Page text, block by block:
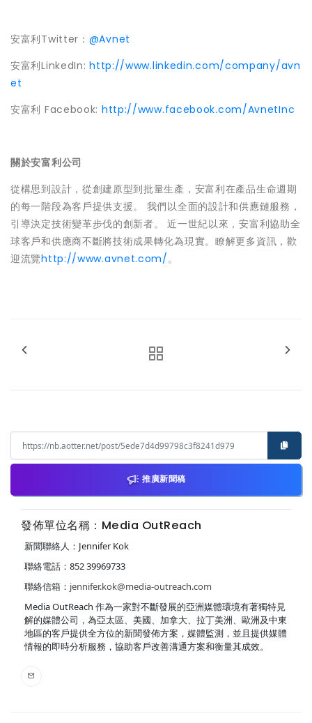
安富利Twitter： @Avnet
安富利LinkedIn:http://www.linkedin.com/company/avn
et
安富利 Facebook: http://www.facebook.com/AvnetInc
關於安富利公司
從構思到設計，從創建原型到批量生產，安富利在產品生命週期
的每一階段為客戶提供支援。 我們以全面的設計和供應鏈服務，
引導決定技術變革步伐的創新者。 近一世紀以來，安富利協助全
球客戶和供應商不斷將技術成果轉化為現實。瞭解更多資訊 ， 歡
迎流覽http://www.avnet.com/。
推廣新聞稿
發佈單位名稱：Media OutReach
新聞聯絡人：Jennifer Kok
聯絡電話：852 39969733
聯絡信箱： jennifer.kok@media-outreach.com
Media OutReach 作為一家對不斷發展的亞洲媒體環境有著獨特見
解的媒體公司，為亞太區、美國、加拿大、拉丁美洲、歐洲及中東
地區的客戶提供全方位的新聞發佈方案，媒體監測，並且提供媒體
情報的即時分析服務，協助客戶改善溝通方案和衡量其成效。